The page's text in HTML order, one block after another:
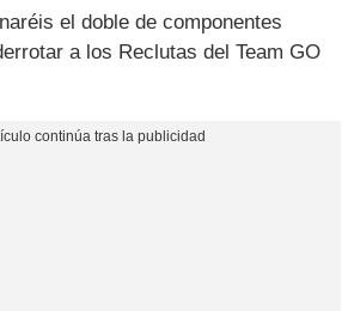
el doble de componentes
a los Reclutas del Team GO